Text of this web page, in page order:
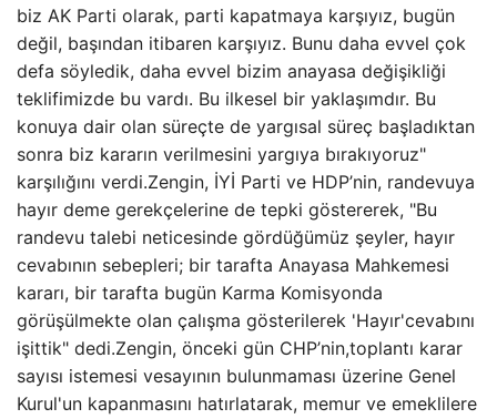
biz AK Parti olarak, parti kapatmaya karşıyız, bugün
değil, başından itibaren karşıyız. Bunu daha evvel çok
defa söyledik, daha evvel bizim anayasa değişikliği
teklifimizde bu vardı. Bu ilkesel bir yaklaşımdır. Bu
konuya dair olan süreçte de yargısal süreç başladıktan
sonra biz kararın verilmesini yargıya bırakıyoruz"
karşılığını verdi.Zengin, İYİ Parti ve HDP’nin, randevuya
hayır deme gerekçelerine de tepki göstererek, "Bu
randevu talebi neticesinde gördüğümüz şeyler, hayır
cevabının sebepleri; bir tarafta Anayasa Mahkemesi
kararı, bir tarafta bugün Karma Komisyonda
görüşülmekte olan çalışma gösterilerek 'Hayır'cevabını
işittik" dedi.Zengin, önceki gün CHP’nin,toplantı karar
sayısı istemesi vesayının bulunmaması üzerine Genel
Kurul'un kapanmasını hatırlatarak, memur ve emeklilere